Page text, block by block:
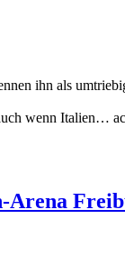
ihn als
wenn Italien…
Arena